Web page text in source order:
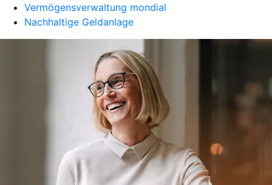
Vermögensverwaltung mondial
Nachhaltige Geldanlage